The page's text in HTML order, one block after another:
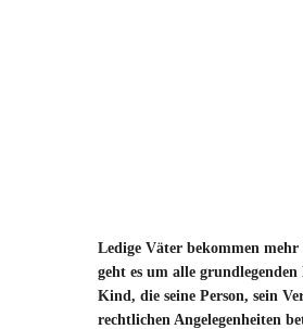
Ledige Väter bekommen mehr
geht es um alle
Kind, die seine Person, sein
rechtlichen Angelegenheiten